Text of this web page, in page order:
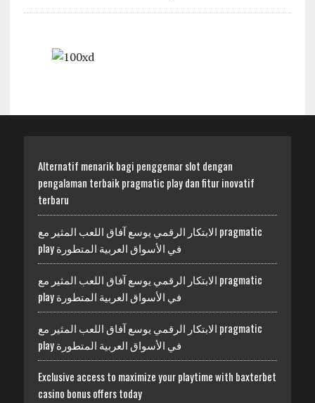
Alternatif menarik bagi penggemar slot dengan
pengalaman terbaik pragmatic play dan fitur inovatif
terbaru
الابتكار الرقمي يوسع آفاق اللعب المثير مع pragmatic
play في الأسواق العربية المتطورة
الابتكار الرقمي يوسع آفاق اللعب المثير مع pragmatic
play في الأسواق العربية المتطورة
الابتكار الرقمي يوسع آفاق اللعب المثير مع pragmatic
play في الأسواق العربية المتطورة
Exclusive access to maximize your playtime with baxterbet
casino bonus offers today